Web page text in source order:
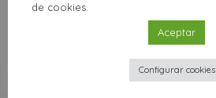
Otras colecciones
de cookies.
Aceptar
Configurar cookies